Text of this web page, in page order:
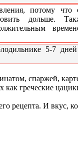
потому что
дольше.
5-7
спаржей,
греческие
рецепта. И вкус,